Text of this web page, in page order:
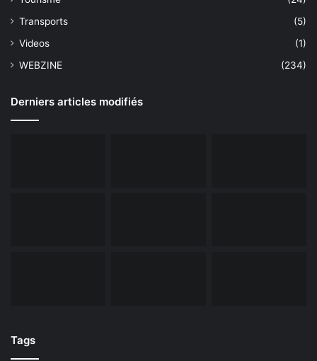
Transports
(5)
Videos
(1)
WEBZINE
(234)
Derniers articles modifiés
Tags